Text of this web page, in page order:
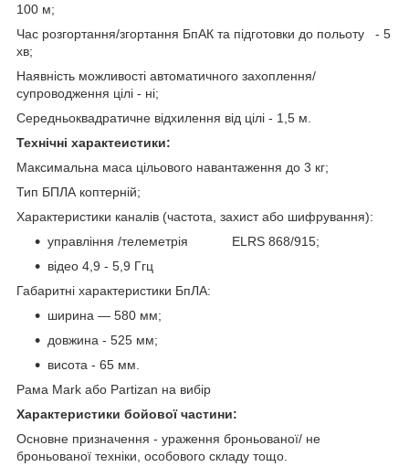
100 м;
Час розгортання/згортання БпАК та підготовки до польоту - 5
хв;
Наявність можливості автоматичного захоплення/
супроводження цілі - ні;
Середньоквадратичне відхилення від цілі - 1,5 м.
Технічні характеистики:
Максимальна маса цільового навантаження до 3 кг;
Тип БПЛА коптерній;
Характеристики каналів (частота, захист або шифрування):
управління /телеметрія ELRS 868/915;
відео 4,9 - 5,9 Ггц
Габаритні характеристики БпЛА:
ширина — 580 мм;
довжина - 525 мм;
висота - 65 мм.
Рама Mark або Partizan на вибір
Характеристики бойової частини:
Основне призначення - ураження броньованої/ не
броньованої техніки, особового складу тощо.